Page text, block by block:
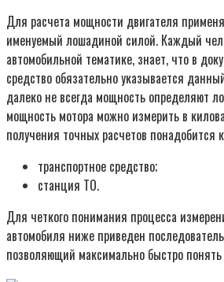
Для расчета мощности двигателя
именуемый лошадиной силой. Каждый
автомобильной тематике, знает, что в
средство обязательно указывается
далеко не всегда мощность определяют
мощность мотора можно измерить в
получения точных расчетов понадобится
транспортное средство;
станция ТО.
Для четкого понимания процесса
автомобиля ниже приведен
позволяющий максимально быстро